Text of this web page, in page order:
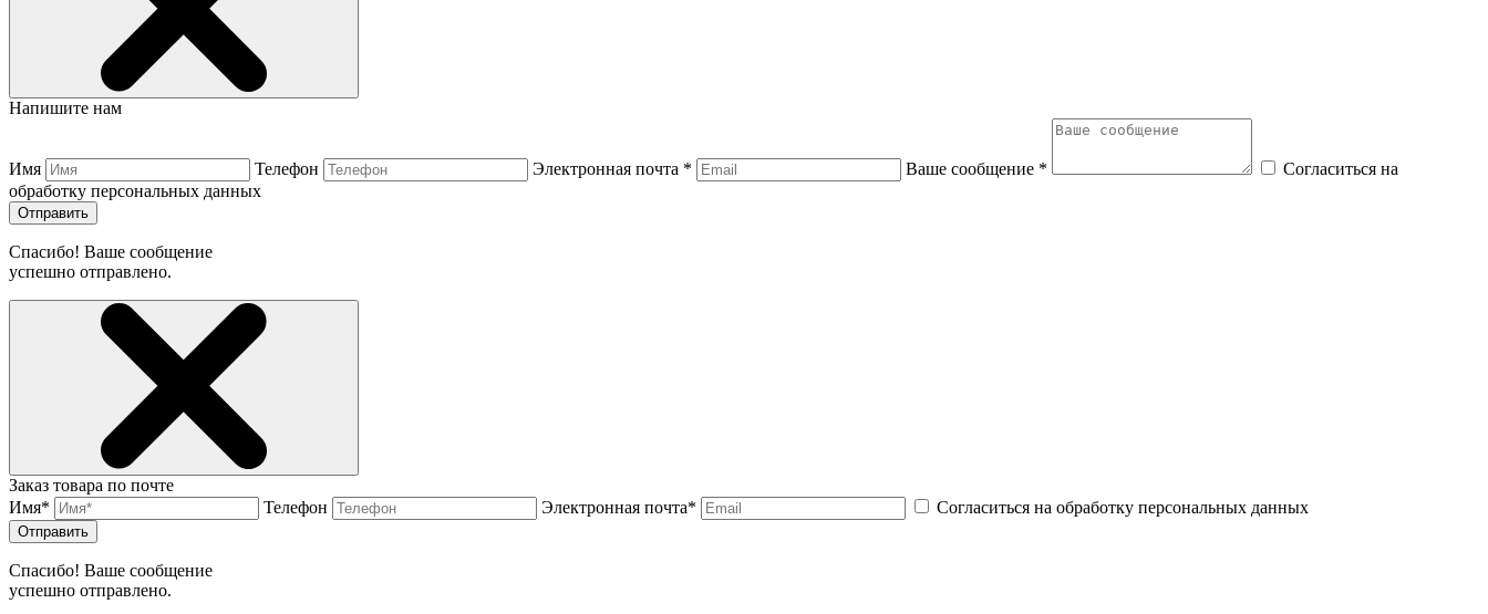
Напишите нам
Имя Телефон Электронная почта * Ваше сообщение *
Согласиться на
обработку персональных данных
Отправить
Спасибо! Ваше сообщение
успешно отправлено.
Заказ товара по почте
Имя*
Телефон Электронная почта* Согласиться на обработку персональных данных
Отправить
Спасибо! Ваше сообщение
успешно отправлено.